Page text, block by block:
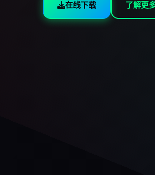
在线下载 了解更